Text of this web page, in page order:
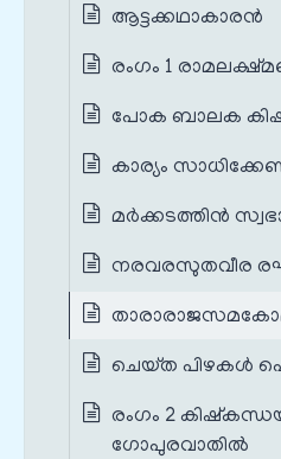
ആട്ടക്കഥാകാരൻ
രംഗം 1
പോക ബാലക
കാര്യം
മര്‍ക്കടത്തിന്‍
നരവരസുതവീര
ചെയ്‌ത പിഴകള്‍
രംഗം 2
ഗോപുരവാതിൽ